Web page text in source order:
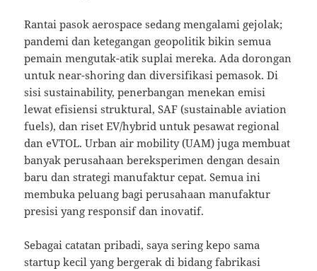
Rantai pasok aerospace sedang mengalami gejolak;
pandemi dan ketegangan geopolitik bikin semua
pemain mengutak-atik suplai mereka. Ada dorongan
untuk near-shoring dan diversifikasi pemasok. Di
sisi sustainability, penerbangan menekan emisi
lewat efisiensi struktural, SAF (sustainable aviation
fuels), dan riset EV/hybrid untuk pesawat regional
dan eVTOL. Urban air mobility (UAM) juga membuat
banyak perusahaan bereksperimen dengan desain
baru dan strategi manufaktur cepat. Semua ini
membuka peluang bagi perusahaan manufaktur
presisi yang responsif dan inovatif.
Sebagai catatan pribadi, saya sering kepo sama
startup kecil yang bergerak di bidang fabrikasi